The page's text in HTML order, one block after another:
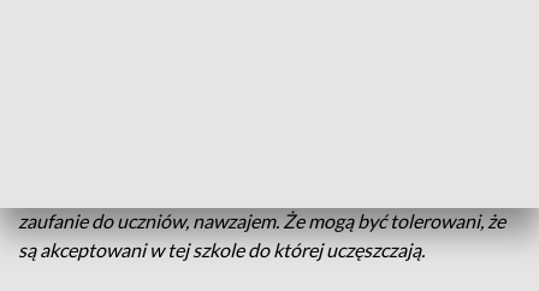
zaufanie do uczniów, nawzajem. Że mogą być tolerowani, że
są akceptowani w tej szkole do której uczęszczają.